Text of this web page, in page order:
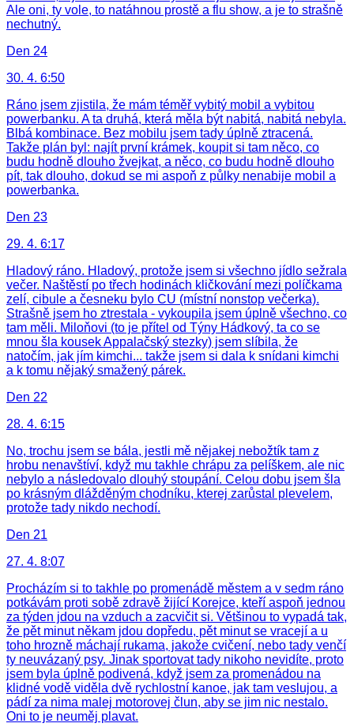
Ale oni, ty vole, to natáhnou prostě a flu show, a je to strašně
nechutný.
Den 24
30. 4. 6:50
Ráno jsem zjistila, že mám téměř vybitý mobil a vybitou
powerbanku. A ta druhá, která měla být nabitá, nabitá nebyla.
Blbá kombinace. Bez mobilu jsem tady úplně ztracená.
Takže plán byl: najít první krámek, koupit si tam něco, co
budu hodně dlouho žvejkat, a něco, co budu hodně dlouho
pít, tak dlouho, dokud se mi aspoň z půlky nenabije mobil a
powerbanka.
Den 23
29. 4. 6:17
Hladový ráno. Hladový, protože jsem si všechno jídlo sežrala
večer. Naštěstí po třech hodinách kličkování mezi políčkama
zelí, cibule a česneku bylo CU (místní nonstop večerka).
Strašně jsem ho ztrestala - vykoupila jsem úplně všechno, co
tam měli. Miloňovi (to je přítel od Týny Hádkový, ta co se
mnou šla kousek Appalačský stezky) jsem slíbila, že
natočím, jak jím kimchi... takže jsem si dala k snídani kimchi
a k tomu nějaký smažený párek.
Den 22
28. 4. 6:15
No, trochu jsem se bála, jestli mě nějakej nebožtík tam z
hrobu nenavštíví, když mu takhle chrápu za pelíškem, ale nic
nebylo a následovalo dlouhý stoupání. Celou dobu jsem šla
po krásným dlážděným chodníku, kterej zarůstal plevelem,
protože tady nikdo nechodí.
Den 21
27. 4. 8:07
Procházím si to takhle po promenádě městem a v sedm ráno
potkávám proti sobě zdravě žijící Korejce, kteří aspoň jednou
za týden jdou na vzduch a zacvičit si. Většinou to vypadá tak,
že pět minut někam jdou dopředu, pět minut se vracejí a u
toho hrozně máchají rukama, jakože cvičení, nebo tady venčí
ty neuvázaný psy. Jinak sportovat tady nikoho nevidíte, proto
jsem byla úplně podivená, když jsem za promenádou na
klidné vodě viděla dvě rychlostní kanoe, jak tam veslujou, a
pádí za nima malej motorovej člun, aby se jim nic nestalo.
Oni to je neuměj plavat.